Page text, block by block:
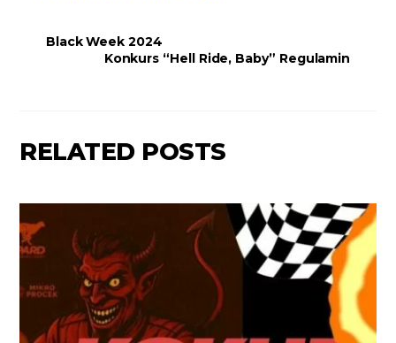
Black Week 2024
Konkurs “Hell Ride, Baby” Regulamin
RELATED POSTS